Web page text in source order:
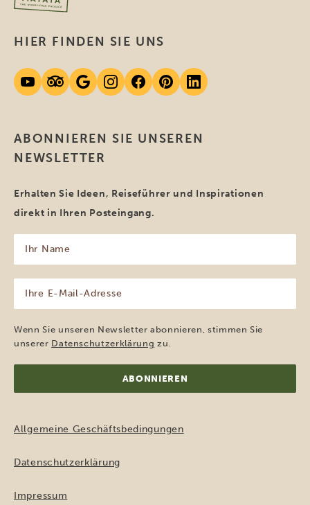
ABONNIEREN SIE UNSEREN
NEWSLETTER
Erhalten Sie Ideen, Reiseführer und Inspirationen
direkt in Ihren Posteingang.
Name
(erforderlich)
Mail-
Adresse
(erforderlich)
Wenn Sie unseren Newsletter abonnieren, stimmen Sie
unserer Datenschutzerklärung zu.
HIER FINDEN SIE UNS
Allgemeine Geschäftsbedingungen
Datenschutzerklärung
Impressum